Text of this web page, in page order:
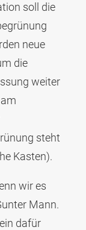
soll die
neue
die
weiter
steht
Kasten).
wir es
Mann.
dafür